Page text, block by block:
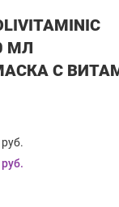
МЛ
С